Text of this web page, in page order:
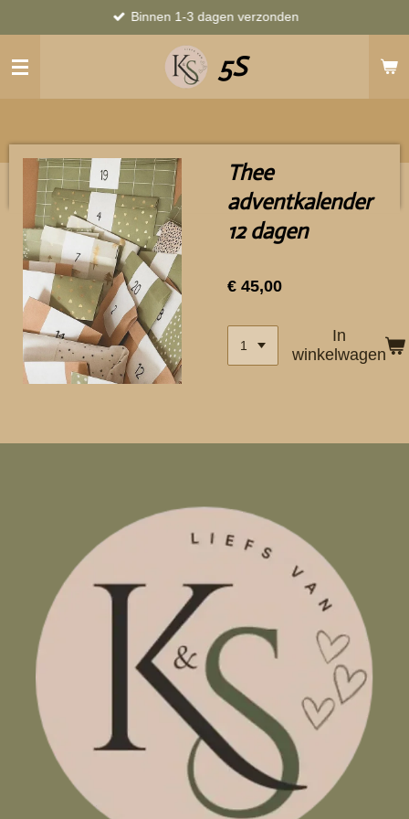
direct
naar
hoofdinhoud
5S
Binnen 1-3 dagen verzonden
Thee
adventkalender
12 dagen
€ 45,00
In
winkelwagen